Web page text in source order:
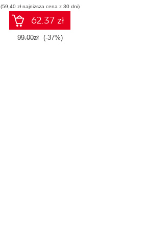
(59,40 zł najniższa cena z 30 dni)
62.37 zł
99.00zł (-37%)